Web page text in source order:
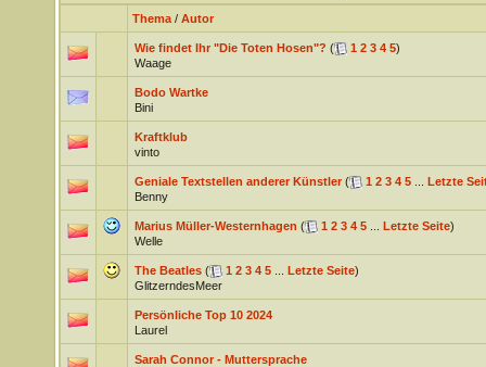
Thema/ Autor
Wie findet Ihr "Die Toten Hosen"? ( 1 2 3 4 5)
Waage
Bodo Wartke
Bini
Kraftklub
vinto
Geniale Textstellen anderer Künstler ( 1 2 3 4 5... Letzte
Benny
Marius Müller-Westernhagen ( 1 2 3 4 5... Letzte Seite)
Welle
The Beatles ( 1 2 3 4 5... Letzte Seite)
GlitzerndesMeer
Persönliche Top 10 2024
Laurel
Sarah Connor - Muttersprache